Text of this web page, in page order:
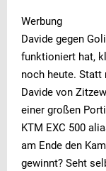
Werbung
Davide gegen
funktioniert hat,
noch heute.
Davide von
einer großen
KTM EXC 500
am Ende den
gewinnt? Seht